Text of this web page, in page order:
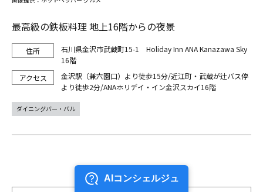
最高級の鉄板料理 地上16階からの夜景
石川県金沢市武蔵町15-1 Holiday Inn ANA Kanazawa Sky
16階
金沢駅（兼六園口）より徒歩15分/近江町・武蔵が辻バス停
より徒歩2分/ANAホリデイ・イン金沢スカイ16階
ダイニングバー・バル
前